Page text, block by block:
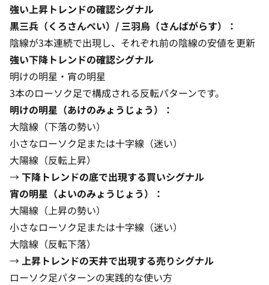
強い上昇トレンドの確認シグナル
黒三兵（くろさんぺい）/ 三羽烏（さんばがらす）：
陰線が3本連続で出現し、それぞれ前の陰線の安値を更新
強い下降トレンドの確認シグナル
明けの明星・宵の明星
3本のローソク足で構成される反転パターンです。
明けの明星（あけのみょうじょう）：
大陰線（下落の勢い）
小さなローソク足または十字線（迷い）
大陽線（反転上昇）
→ 下降トレンドの底で出現する買いシグナル
宵の明星（よいのみょうじょう）：
大陽線（上昇の勢い）
小さなローソク足または十字線（迷い）
大陰線（反転下落）
→ 上昇トレンドの天井で出現する売りシグナル
ローソク足パターンの実践的な使い方